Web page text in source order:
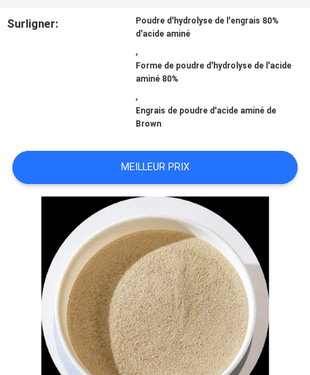
UNE
CITATION
POLITIQUE
Surligner:
Poudre d'hydrolyse de l'engrais 80%
d'acide aminé
,
Forme de poudre d'hydrolyse de l'acide
aminé 80%
,
Engrais de poudre d'acide aminé de
Brown
MEILLEUR PRIX